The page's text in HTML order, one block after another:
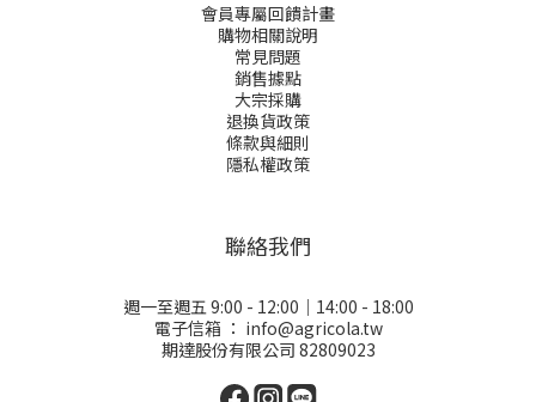
會員專屬回饋計畫
購物相關說明
常見問題
銷售據點
大宗採購
退換貨政策
條款與細則
隱私權政策
聯絡我們
週一至週五 9:00 - 12:00｜14:00 - 18:00
電子信箱 ： info@agricola.tw
期達股份有限公司 82809023